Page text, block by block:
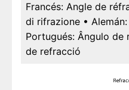
Francés: Angle de
di rifrazione • Alemán:
Portugués: Ângulo de
de refracció